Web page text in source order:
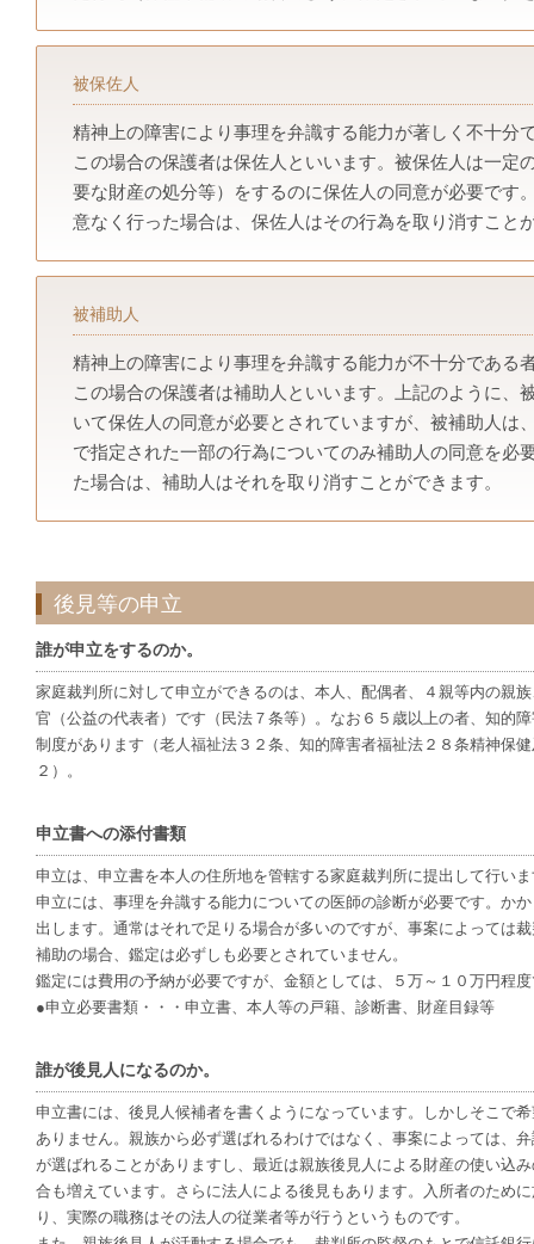
被保佐人
精神上の障害により事理を弁識する能力が著しく不十分
この場合の保護者は保佐人といいます。被保佐人は一
要な財産の処分等）をするのに保佐人の同意が必要です
意なく行った場合は、保佐人はその行為を取り消すこと
被補助人
精神上の障害により事理を弁識する能力が不十分である
この場合の保護者は補助人といいます。上記のように、
いて保佐人の同意が必要とされていますが、被補助人は
で指定された一部の行為についてのみ補助人の同意を必
た場合は、補助人はそれを取り消すことができます。
後見等の申立
誰が申立をするのか。
家庭裁判所に対して申立ができるのは、本人、配偶者、４親等内の親
官（公益の代表者）です（民法７条等）。なお６５歳以上の者、知的
制度があります（老人福祉法３２条、知的障害者福祉法２８条精神保
２）。
申立書への添付書類
申立は、申立書を本人の住所地を管轄する家庭裁判所に提出して行い
申立には、事理を弁識する能力についての医師の診断が必要です。か
出します。通常はそれで足りる場合が多いのですが、事案によっては
補助の場合、鑑定は必ずしも必要とされていません。
鑑定には費用の予納が必要ですが、金額としては、５万～１０万円程
●申立必要書類・・・申立書、本人等の戸籍、診断書、財産目録等
誰が後見人になるのか。
申立書には、後見人候補者を書くようになっています。しかしそこで
ありません。親族から必ず選ばれるわけではなく、事案によっては、
が選ばれることがありますし、最近は親族後見人による財産の使い込
合も増えています。さらに法人による後見もあります。入所者のため
り、実際の職務はその法人の従業者等が行うというものです。